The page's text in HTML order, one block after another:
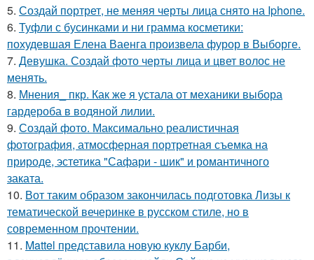
5. Создай портрет, не меняя черты лица снято на Iphone.
6. Туфли с бусинками и ни грамма косметики:
похудевшая Елена Ваенга произвела фурор в Выборге.
7. Девушка. Создай фото черты лица и цвет волос не
менять.
8. Мнения_ пкр. Как же я устала от механики выбора
гардероба в водяной лилии.
9. Создай фото. Максимально реалистичная
фотография, атмосферная портретная съемка на
природе, эстетика "Сафари - шик" и романтичного
заката.
10. Вот таким образом закончилась подготовка Лизы к
тематической вечеринке в русском стиле, но в
современном прочтении.
11. Mattel представила новую куклу Барби,